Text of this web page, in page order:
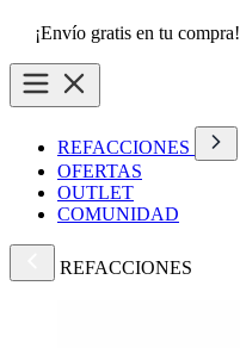
¡Envío gratis en tu compra!
REFACCIONES
OFERTAS
OUTLET
COMUNIDAD
REFACCIONES